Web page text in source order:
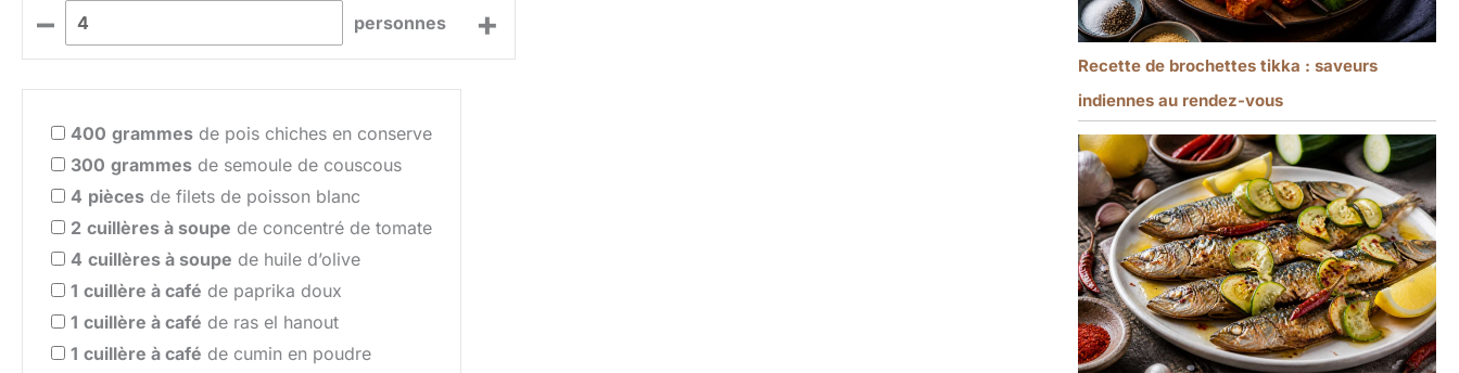
– personnes +
400 grammes de pois chiches en conserve
300 grammes de semoule de couscous
4 pièces de filets de poisson blanc
2 cuillères à soupe de concentré de tomate
4 cuillères à soupe de huile d’olive
1 cuillère à café de paprika doux
1 cuillère à café de ras el hanout
1 cuillère à café de cumin en poudre
Recette de brochettes tikka : saveurs
indiennes au rendez-vous